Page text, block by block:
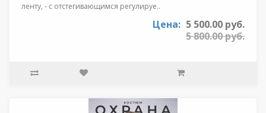
ленту, - с отстегивающимся регулируе..
Цена: 5 500.00 руб.
5 800.00 руб.